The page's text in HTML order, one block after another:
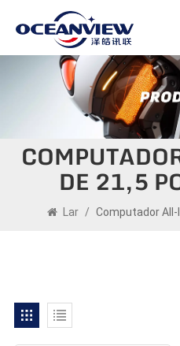
DE 21,5
Lar / Computador All-